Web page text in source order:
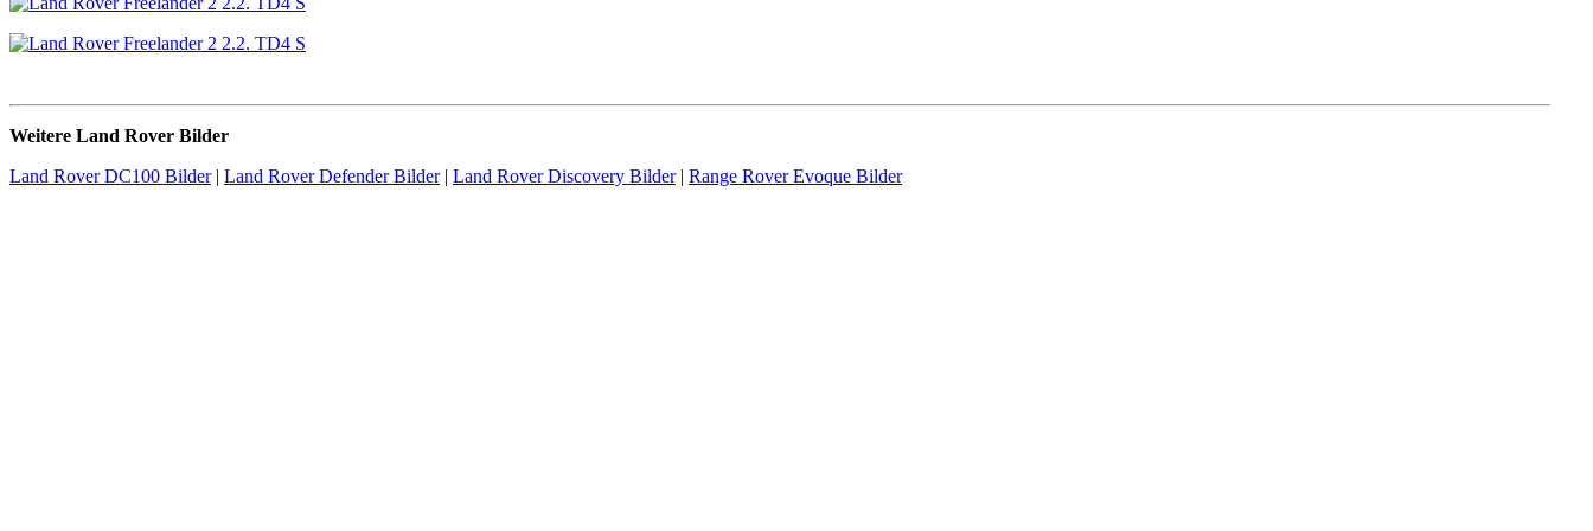
Weitere Land Rover Bilder
Land Rover DC100 Bilder| Land Rover Defender Bilder| Land Rover Discovery Bilder| Range Rover Evoque Bilder